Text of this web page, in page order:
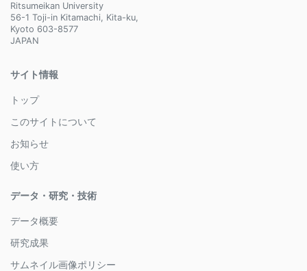
Ritsumeikan University
56-1 Toji-in Kitamachi, Kita-ku,
Kyoto 603-8577
JAPAN
サイト情報
トップ
このサイトについて
お知らせ
使い方
データ・研究・技術
データ概要
研究成果
サムネイル画像ポリシー